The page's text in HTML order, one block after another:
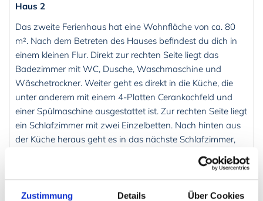
Zustimmung Details Über Cookies
Haus 2
Das zweite Ferienhaus hat eine Wohnfläche von ca. 80
m². Nach dem Betreten des Hauses befindest du dich in
einem kleinen Flur. Direkt zur rechten Seite liegt das
Badezimmer mit WC, Dusche, Waschmaschine und
Wäschetrockner. Weiter geht es direkt in die Küche, die
unter anderem mit einem 4-Platten Cerankochfeld und
einer Spülmaschine ausgestattet ist. Zur rechten Seite liegt
ein Schlafzimmer mit zwei Einzelbetten. Nach hinten aus
der Küche heraus geht es in das nächste Schlafzimmer,
Wohnzimmer ist mit einen Sofa, Schwingstühlen und
einem TV mit deutschen Programmen eingerichtet. Dazu